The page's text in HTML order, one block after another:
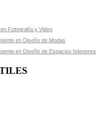
Fotografía y Video
en Diseño de Modas
en Diseño de Espacios Interiores